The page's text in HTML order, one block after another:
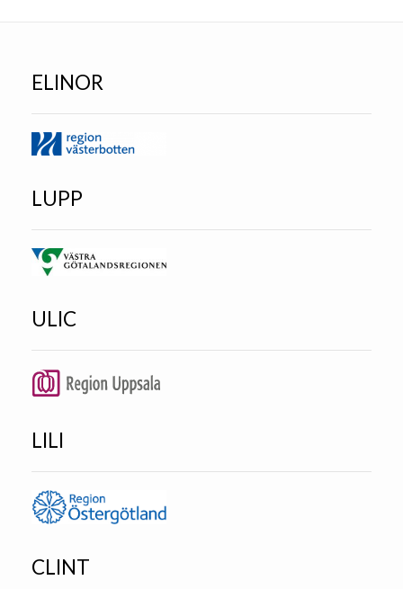
ELINOR
LUPP
ULIC
LILI
CLINT